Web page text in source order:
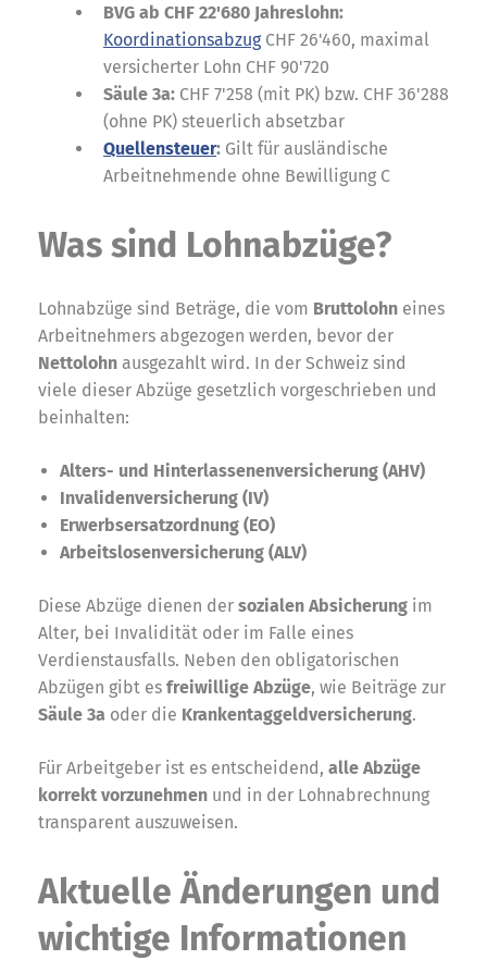
BVG ab CHF 22'680 Jahreslohn:
KoordinationsabzugCHF 26'460, maximal
versicherter Lohn CHF 90'720
Säule 3a: CHF 7'258 (mit PK) bzw. CHF 36'288
(ohne PK) steuerlich absetzbar
Quellensteuer: Gilt für ausländische
Arbeitnehmende ohne Bewilligung C
Was sind Lohnabzüge?
Lohnabzüge sind Beträge, die vom Bruttolohn eines
Arbeitnehmers abgezogen werden, bevor der
Nettolohn ausgezahlt wird. In der Schweiz sind
viele dieser Abzüge gesetzlich vorgeschrieben und
beinhalten:
Alters- und Hinterlassenenversicherung (AHV)
Invalidenversicherung (IV)
Erwerbsersatzordnung (EO)
Arbeitslosenversicherung (ALV)
Diese Abzüge dienen der sozialen Absicherung im
Alter, bei Invalidität oder im Falle eines
Verdienstausfalls. Neben den obligatorischen
Abzügen gibt es freiwillige Abzüge, wie Beiträge zur
Säule 3a oder die Krankentaggeldversicherung.
Für Arbeitgeber ist es entscheidend, alle Abzüge
korrekt vorzunehmen und in der Lohnabrechnung
transparent auszuweisen.
Aktuelle Änderungen und
wichtige Informationen